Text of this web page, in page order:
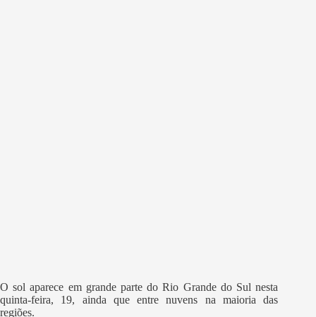
O sol aparece em grande parte do Rio Grande do Sul nesta
quinta-feira, 19, ainda que entre nuvens na maioria das
regiões.